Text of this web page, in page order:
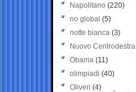
Napolitano (220)
no global (5)
notte bianca (3)
Nuovo Centrodestra
Obama (11)
olimpiadi (40)
Oliveri (4)